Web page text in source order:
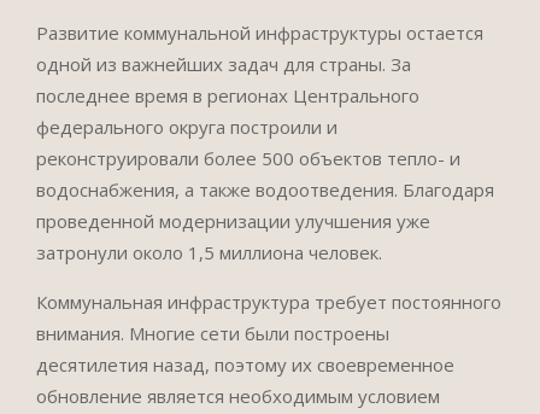
Развитие коммунальной инфраструктуры остается
одной из важнейших задач для страны. За
последнее время в регионах Центрального
федерального округа построили и
реконструировали более 500 объектов тепло- и
водоснабжения, а также водоотведения. Благодаря
проведенной модернизации улучшения уже
затронули около 1,5 миллиона человек.
Коммунальная инфраструктура требует постоянного
внимания. Многие сети были построены
десятилетия назад, поэтому их своевременное
обновление является необходимым условием